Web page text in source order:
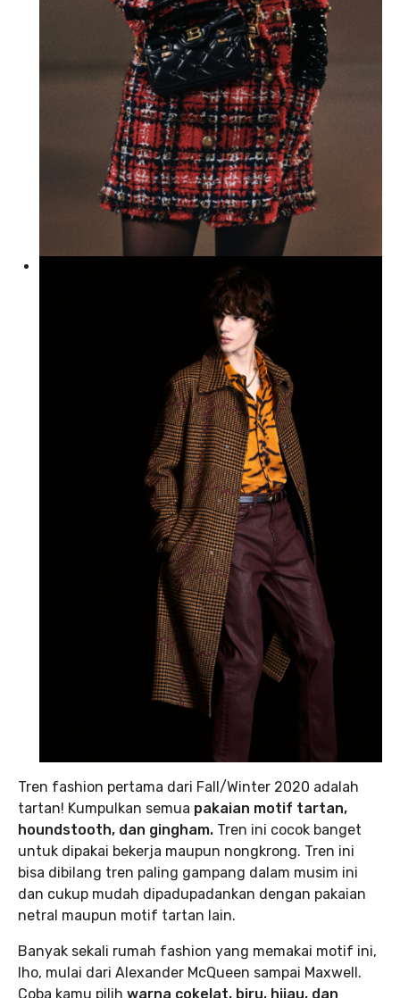
Tren fashion pertama dari Fall/Winter 2020 adalah
tartan! Kumpulkan semua pakaian motif tartan,
houndstooth, dan gingham. Tren ini cocok banget
untuk dipakai bekerja maupun nongkrong. Tren ini
bisa dibilang tren paling gampang dalam musim ini
dan cukup mudah dipadupadankan dengan pakaian
netral maupun motif tartan lain.
Banyak sekali rumah fashion yang memakai motif ini,
lho, mulai dari Alexander McQueen sampai Maxwell.
Coba kamu pilih warna cokelat, biru, hijau, dan